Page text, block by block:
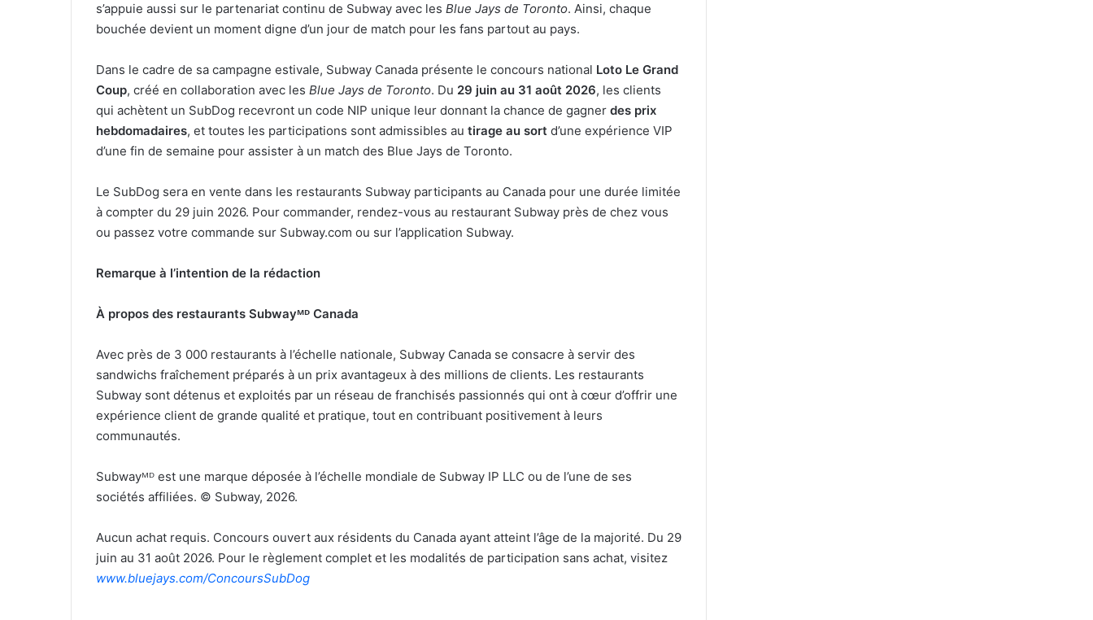
s’appuie aussi sur le partenariat continu de Subway avec les Blue Jays de Toronto. Ainsi, chaque
bouchée devient un moment digne d’un jour de match pour les fans partout au pays.
Dans le cadre de sa campagne estivale, Subway Canada présente le concours national Loto Le Grand
Coup, créé en collaboration avec les Blue Jays de Toronto. Du 29 juin au 31 août 2026, les clients
qui achètent un SubDog recevront un code NIP unique leur donnant la chance de gagner des prix
hebdomadaires, et toutes les participations sont admissibles au tirage au sort d’une expérience VIP
d’une fin de semaine pour assister à un match des Blue Jays de Toronto.
Le SubDog sera en vente dans les restaurants Subway participants au Canada pour une durée limitée
à compter du 29 juin 2026. Pour commander, rendez-vous au restaurant Subway près de chez vous
ou passez votre commande sur Subway.com ou sur l’application Subway.
Remarque à l’intention de la rédaction
À propos des restaurants Subwayᴹᴰ Canada
Avec près de 3 000 restaurants à l’échelle nationale, Subway Canada se consacre à servir des
sandwichs fraîchement préparés à un prix avantageux à des millions de clients. Les restaurants
Subway sont détenus et exploités par un réseau de franchisés passionnés qui ont à cœur d’offrir une
expérience client de grande qualité et pratique, tout en contribuant positivement à leurs
communautés.
Subwayᴹᴰ est une marque déposée à l’échelle mondiale de Subway IP LLC ou de l’une de ses
sociétés affiliées. © Subway, 2026.
Aucun achat requis. Concours ouvert aux résidents du Canada ayant atteint l’âge de la majorité. Du 29
juin au 31 août 2026. Pour le règlement complet et les modalités de participation sans achat, visitez
www.bluejays.com/ConcoursSubDog